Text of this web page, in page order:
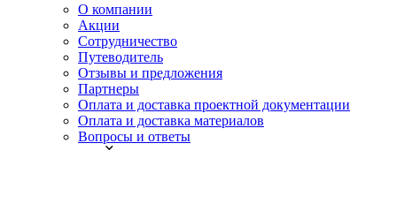
О компании
Акции
Сотрудничество
Путеводитель
Отзывы и предложения
Партнеры
Оплата и доставка проектной документации
Оплата и доставка материалов
Вопросы и ответы